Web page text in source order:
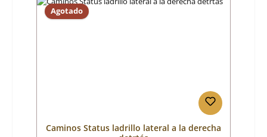
Agotado
Caminos Status ladrillo lateral a la derecha